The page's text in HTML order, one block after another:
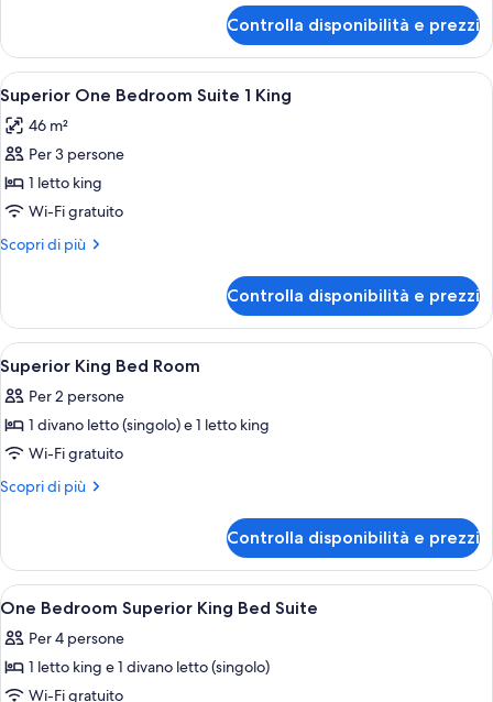
King
Hotel
Room
Controlla disponibilità e prezzi
Apri
tutte
le
foto
per
Superior
One
Bedroom
1
King
Un letto ben rifatto con lenzuola
8
Superior One Bedroom Suite 1 King
46 m²
Per 3 persone
1 letto king
Wi-Fi gratuito
Scopri di più
Altri
One
Bedroom
Suite
King
Controlla disponibilità e prezzi
Apri
tutte
le
foto
per
Superior
Room
Biancheria da letto di alta qualità,
10
Superior King Bed Room
Per 2 persone
1 divano letto (singolo) e 1 letto king
Wi-Fi gratuito
Scopri di più
Altri
King
Bed
Room
Controlla disponibilità e prezzi
Apri
tutte
le
foto
Biancheria da letto di alta qualità,
7
One Bedroom Superior King Bed Suite
Per 4 persone
1 letto king e 1 divano letto (singolo)
Wi-Fi gratuito